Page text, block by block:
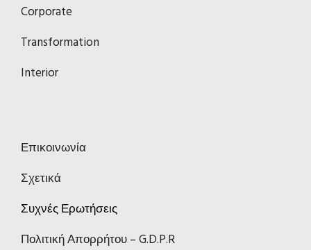
Corporate
Transformation
Interior
Επικοινωνία
Σχετικά
Συχνές Ερωτήσεις
Πολιτική Απορρήτου – G.D.P.R